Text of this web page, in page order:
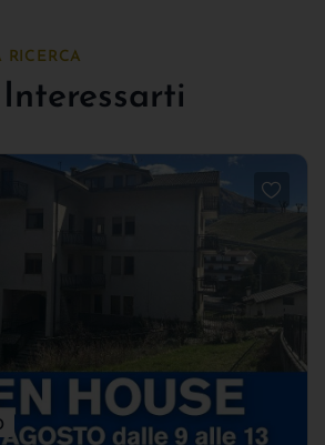
RICERCA